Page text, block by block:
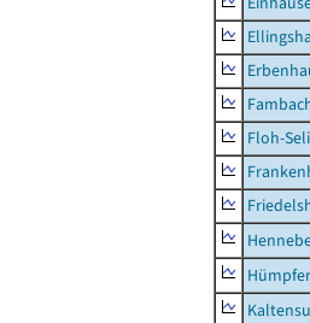
Floh-